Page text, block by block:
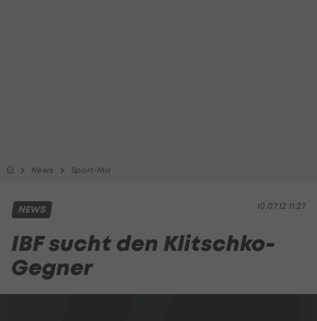
News Sport-Mix
10.07.12 11:27
NEWS
IBF sucht den Klitschko-
Gegner